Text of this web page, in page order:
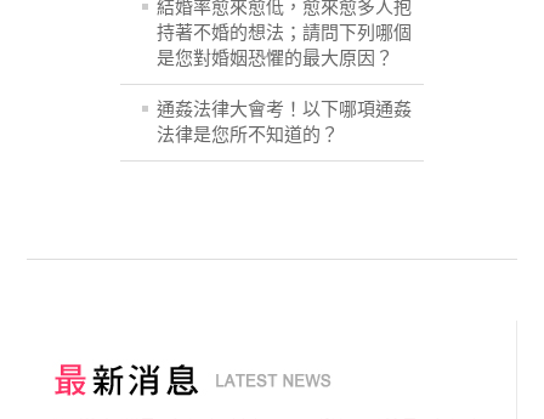
結婚率愈來愈低，愈來愈多人抱
持著不婚的想法；請問下列哪個
是您對婚姻恐懼的最大原因？
通姦法律大會考！以下哪項通姦
法律是您所不知道的？